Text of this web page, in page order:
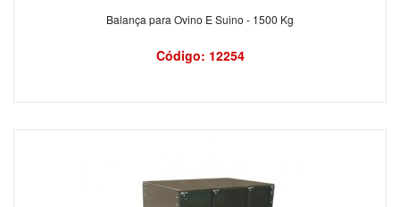
Balança para Ovino E Suino - 1500 Kg
Código: 12254